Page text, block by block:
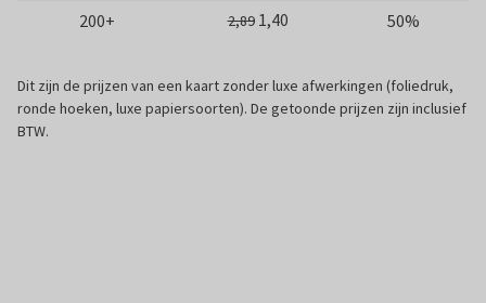
200+
2,89 1,40 50%
Dit zijn de prijzen van een kaart zonder luxe afwerkingen (foliedruk,
ronde hoeken, luxe papiersoorten). De getoonde prijzen zijn inclusief
BTW.